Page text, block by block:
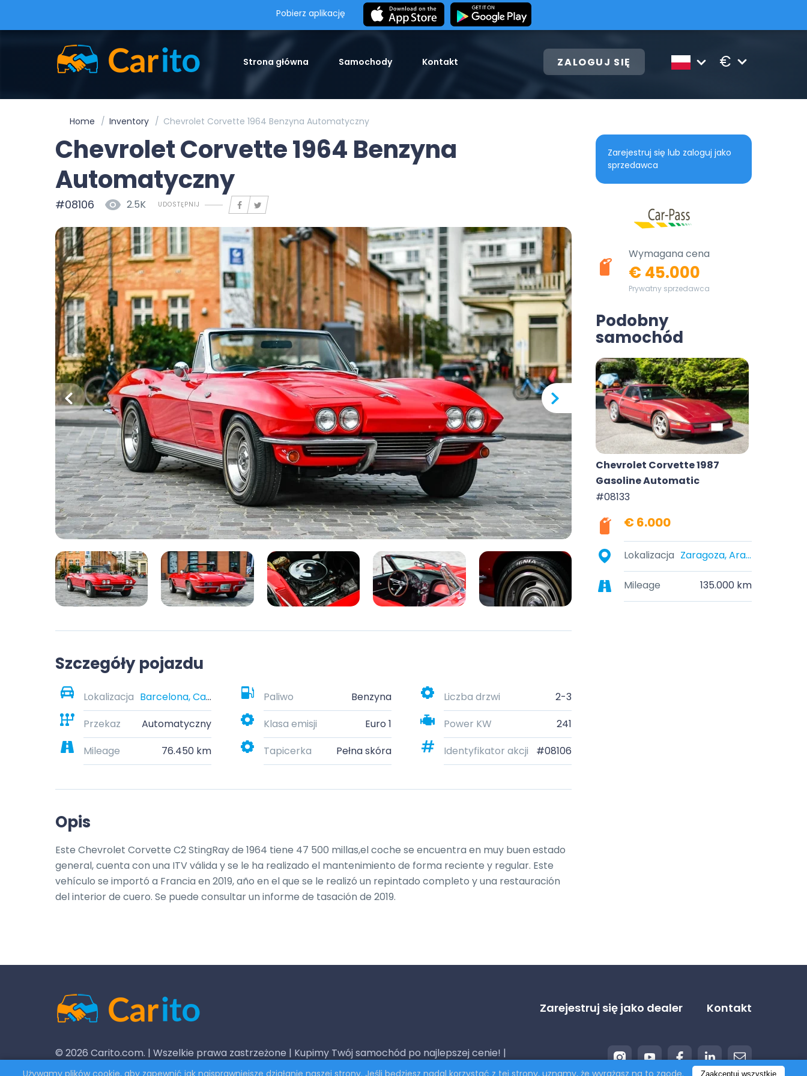
Pobierz aplikację
Strona główna Samochody Kontakt ZALOGUJ SIĘ €
Home Inventory Chevrolet Corvette 1964 Benzyna Automatyczny
Chevrolet Corvette 1964 Benzyna
Automatyczny
#08106 2.5K UDOSTĘPNIJ
Szczegóły pojazdu
Lokalizacja Barcelona, Catalonia, Spain Paliwo Benzyna Liczba drzwi
2-3
Przekaz
Automatyczny Klasa emisji Euro 1 Power KW
241
Mileage
76.450 km Tapicerka Pełna skóra Identyfikator akcji #08106
Opis
Este Chevrolet Corvette C2 StingRay de 1964 tiene 47 500 millas,el coche se encuentra en muy buen estado
general, cuenta con una ITV válida y se le ha realizado el mantenimiento de forma reciente y regular. Este
vehículo se importó a Francia en 2019, año en el que se le realizó un repintado completo y una restauración
del interior de cuero. Se puede consultar un informe de tasación de 2019.
Zarejestruj się lub zaloguj jako
sprzedawca
Wymagana cena
€ 45.000
Prywatny sprzedawca
Podobny
samochód
Chevrolet Corvette 1987
Gasoline Automatic
#08133
€ 6.000
Lokalizacja Zaragoza, Aragon, Spain
Mileage 135.000 km
Zarejestruj się jako dealer Kontakt
© 2026 Carito.com. | Wszelkie prawa zastrzeżone | Kupimy Twój samochód po najlepszej cenie! |
Powered byCodiCo.io
Używamy plików cookie, aby zapewnić jak najsprawniejsze działanie naszej strony. Jeśli będziesz nadal korzystać z tej strony, uznamy, że wyrażasz na to zgodę. Zaakceptuj wszystkie